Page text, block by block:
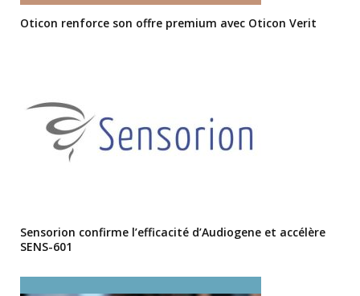
Oticon renforce son offre premium avec Oticon Verit
Sensorion confirme l’efficacité d’Audiogene et accélère
SENS-601